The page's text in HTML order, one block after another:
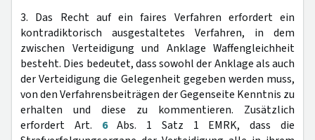
3. Das Recht auf ein faires Verfahren erfordert ein
kontradiktorisch ausgestaltetes Verfahren, in dem
zwischen Verteidigung und Anklage Waffengleichheit
besteht. Dies bedeutet, dass sowohl der Anklage als auch
der Verteidigung die Gelegenheit gegeben werden muss,
von den Verfahrensbeiträgen der Gegenseite Kenntnis zu
erhalten und diese zu kommentieren. Zusätzlich
erfordert Art. 6Abs. 1 Satz 1 EMRK, dass die